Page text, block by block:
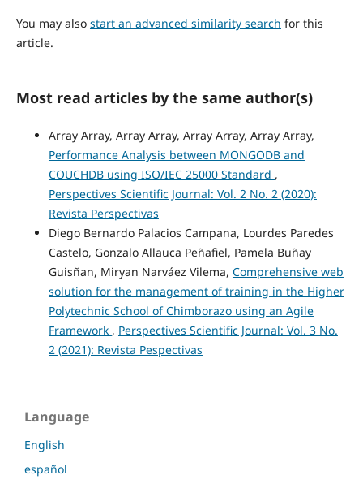
You may also start an advanced similarity search for this
article.
Most read articles by the same author(s)
Array Array, Array Array, Array Array, Array Array,
Performance Analysis between MONGODB and
COUCHDB using ISO/IEC 25000 Standard ,
Perspectives Scientific Journal: Vol. 2 No. 2 (2020):
Revista Perspectivas
Diego Bernardo Palacios Campana, Lourdes Paredes
Castelo, Gonzalo Allauca Peñafiel, Pamela Buñay
Guisñan, Miryan Narváez Vilema, Comprehensive web
solution for the management of training in the Higher
Polytechnic School of Chimborazo using an Agile
Framework , Perspectives Scientific Journal: Vol. 3 No.
2 (2021): Revista Pespectivas
Language
English
español